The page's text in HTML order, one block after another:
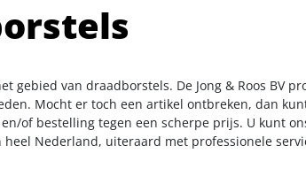
gebied van draadborstels. De Jong & Roos BV
Mocht er toch een artikel ontbreken, dan
of bestelling tegen een scherpe prijs. U kunt
heel Nederland, uiteraard met professionele